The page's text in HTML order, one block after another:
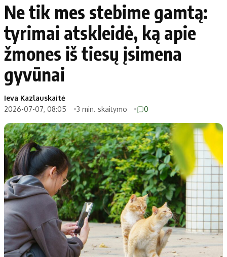
Ne tik mes stebime gamtą:
tyrimai atskleidė, ką apie
žmones iš tiesų įsimena
gyvūnai
Ieva Kazlauskaitė
2026-07-07, 08:05
3 min. skaitymo 0